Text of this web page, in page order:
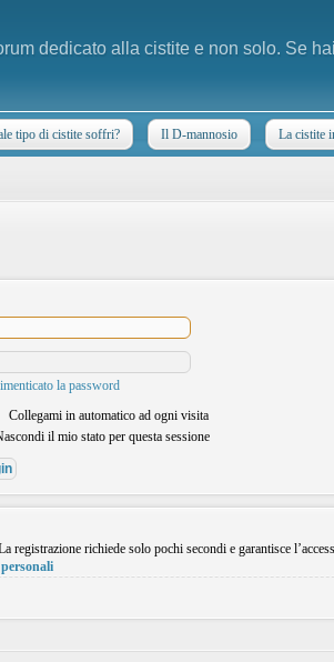
dedicato alla cistite e non solo. Se
tipo di cistite soffri? Il D-mannosio La cistite
la password
Collegami in automatico ad ogni visita
il mio stato per questa sessione
registrazione richiede solo pochi secondi e garantisce